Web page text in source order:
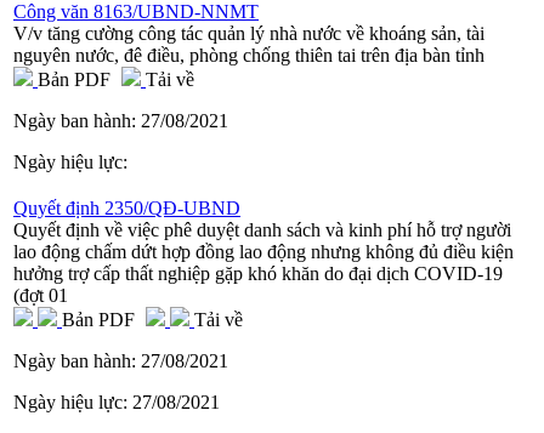
Công văn 8163/UBND-NNMT
V/v tăng cường công tác quản lý nhà nước về khoáng sản, tài
nguyên nước, đê điều, phòng chống thiên tai trên địa bàn tỉnh
Bản PDF
Tải về
Ngày ban hành: 27/08/2021
Ngày hiệu lực:
Quyết định 2350/QĐ-UBND
Quyết định về việc phê duyệt danh sách và kinh phí hỗ trợ người
lao động chấm dứt hợp đồng lao động nhưng không đủ điều kiện
hưởng trợ cấp thất nghiệp gặp khó khăn do đại dịch COVID-19
(đợt 01
Bản PDF
Tải về
Ngày ban hành: 27/08/2021
Ngày hiệu lực: 27/08/2021